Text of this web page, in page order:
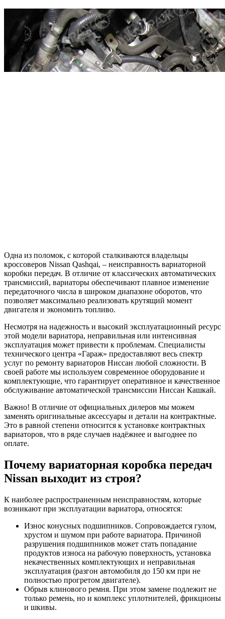
Одна из поломок, с которой сталкиваются владельцы
кроссоверов Nissan Qashqai, – неисправность вариаторной
коробки передач. В отличие от классических автоматических
трансмиссий, вариаторы обеспечивают плавное изменение
передаточного числа в широком диапазоне оборотов, что
позволяет максимально реализовать крутящий момент
двигателя и экономить топливо.
Несмотря на надежность и высокий эксплуатационный ресурс
этой модели вариатора, неправильная или интенсивная
эксплуатация может привести к проблемам. Специалисты
технического центра «Гараж» предоставляют весь спектр
услуг по ремонту вариаторов Ниссан любой сложности. В
своей работе мы используем современное оборудование и
комплектующие, что гарантирует оперативное и качественное
обслуживание автоматической трансмиссии Ниссан Кашкай.
Важно! В отличие от официальных дилеров мы можем
заменять оригинальные аксессуары и детали на контрактные.
Это в равной степени относится к установке контрактных
вариаторов, что в ряде случаев надёжнее и выгоднее по
оплате.
Почему вариаторная коробка передач
Nissan выходит из строя?
К наиболее распространенным неисправностям, которые
возникают при эксплуатации вариатора, относятся:
Износ конусных подшипников. Сопровождается гулом,
хрустом и шумом при работе вариатора. Причиной
разрушения подшипников может стать попадание
продуктов износа на рабочую поверхность, установка
некачественных комплектующих и неправильная
эксплуатация (разгон автомобиля до 150 км при не
полностью прогретом двигателе).
Обрыв клинового ремня. При этом замене подлежит не
только ремень, но и комплекс уплотнителей, фрикционы
и шкивы.